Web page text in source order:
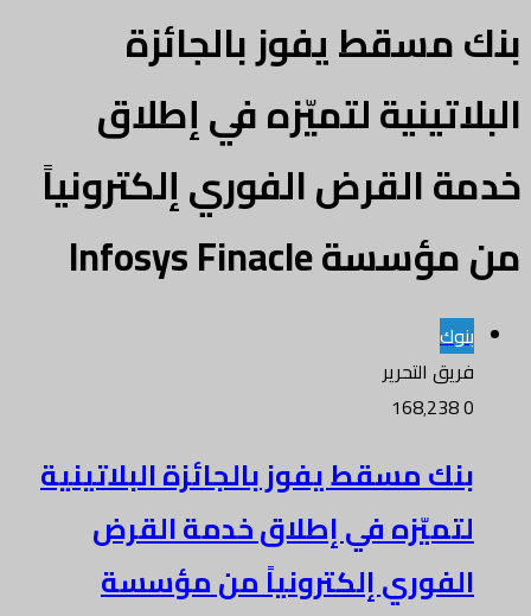
بنك مسقط يفوز بالجائزة
البلاتينية لتميّزه في إطلاق
خدمة القرض الفوري إلكترونياً
من مؤسسة Infosys Finacle
بنوك
فريق التحرير
0
بنك مسقط يفوز بالجائزة البلاتينية
لتميّزه في إطلاق خدمة القرض
الفوري إلكترونياً من مؤسسة